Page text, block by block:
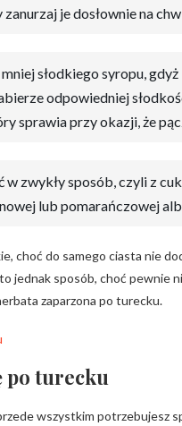
je dosłownie na
słodkiego syropu,
odpowiedniej
sprawia przy okazji, że
zwykły sposób, czyli z
lub pomarańczowej
choć do samego ciasta nie
jednak sposób, choć pewnie
zaparzona po turecku.
po turecku
wszystkim potrzebujesz